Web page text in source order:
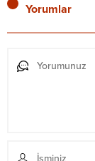
Yorumlar